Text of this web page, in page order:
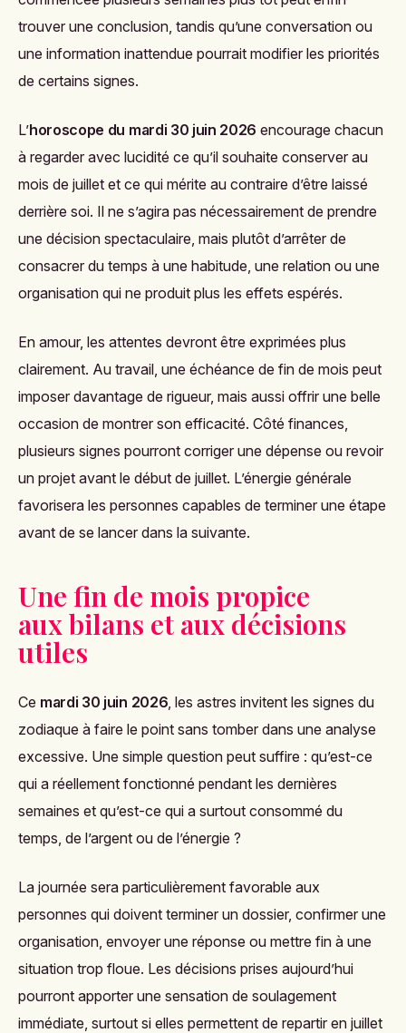
trouver une conclusion, tandis qu’une conversation ou
une information inattendue pourrait modifier les priorités
de certains signes.
L’horoscope du mardi 30 juin 2026 encourage chacun
à regarder avec lucidité ce qu’il souhaite conserver au
mois de juillet et ce qui mérite au contraire d’être laissé
derrière soi. Il ne s’agira pas nécessairement de prendre
une décision spectaculaire, mais plutôt d’arrêter de
consacrer du temps à une habitude, une relation ou une
organisation qui ne produit plus les effets espérés.
En amour, les attentes devront être exprimées plus
clairement. Au travail, une échéance de fin de mois peut
imposer davantage de rigueur, mais aussi offrir une belle
occasion de montrer son efficacité. Côté finances,
plusieurs signes pourront corriger une dépense ou revoir
un projet avant le début de juillet. L’énergie générale
favorisera les personnes capables de terminer une étape
avant de se lancer dans la suivante.
Une fin de mois propice
aux bilans et aux décisions
utiles
Ce mardi 30 juin 2026, les astres invitent les signes du
zodiaque à faire le point sans tomber dans une analyse
excessive. Une simple question peut suffire : qu’est-ce
qui a réellement fonctionné pendant les dernières
semaines et qu’est-ce qui a surtout consommé du
temps, de l’argent ou de l’énergie ?
La journée sera particulièrement favorable aux
personnes qui doivent terminer un dossier, confirmer une
organisation, envoyer une réponse ou mettre fin à une
situation trop floue. Les décisions prises aujourd’hui
pourront apporter une sensation de soulagement
immédiate, surtout si elles permettent de repartir en juillet